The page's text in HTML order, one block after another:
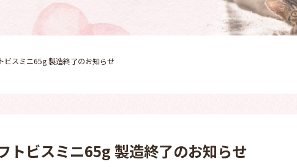
ビスミニ65g 製造終了のお知らせ
トビスミニ65g 製造終了のお知らせ